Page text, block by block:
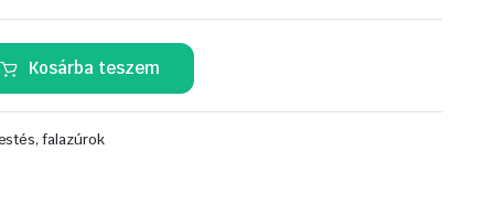
Kosárba teszem
falazúrok